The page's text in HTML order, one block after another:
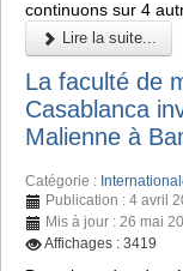
continuons sur 4
Lire la suite...
La faculté de
Casablanca
Malienne à
Catégorie :
Publication : 4 avril
Mis à jour : 26 mai
Affichages : 3419